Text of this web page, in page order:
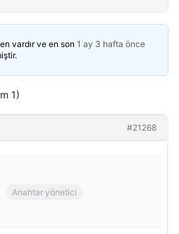
vardır ve en son 1 ay 3 hafta önce
1)
#21268
Anahtar yönetici